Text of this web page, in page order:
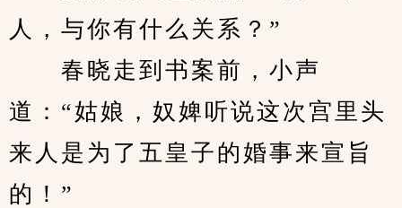
人，与你有什么关系？”
春晓走到书案前，小声
道：“姑娘，奴婢听说这次宫里头
来人是为了五皇子的婚事来宣旨
的！”